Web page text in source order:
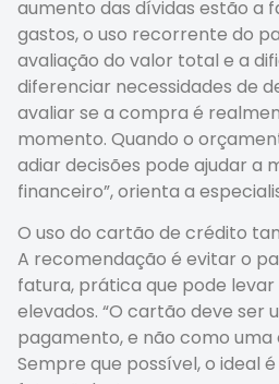
aumento das dívidas estão a
gastos, o uso recorrente do
avaliação do valor total e a
diferenciar necessidades de
avaliar se a compra é
momento. Quando o
adiar decisões pode ajudar a
financeiro”, orienta a
O uso do cartão de crédito
A recomendação é evitar o
fatura, prática que pode levar
elevados. “O cartão deve ser
pagamento, e não como uma
Sempre que possível, o ideal